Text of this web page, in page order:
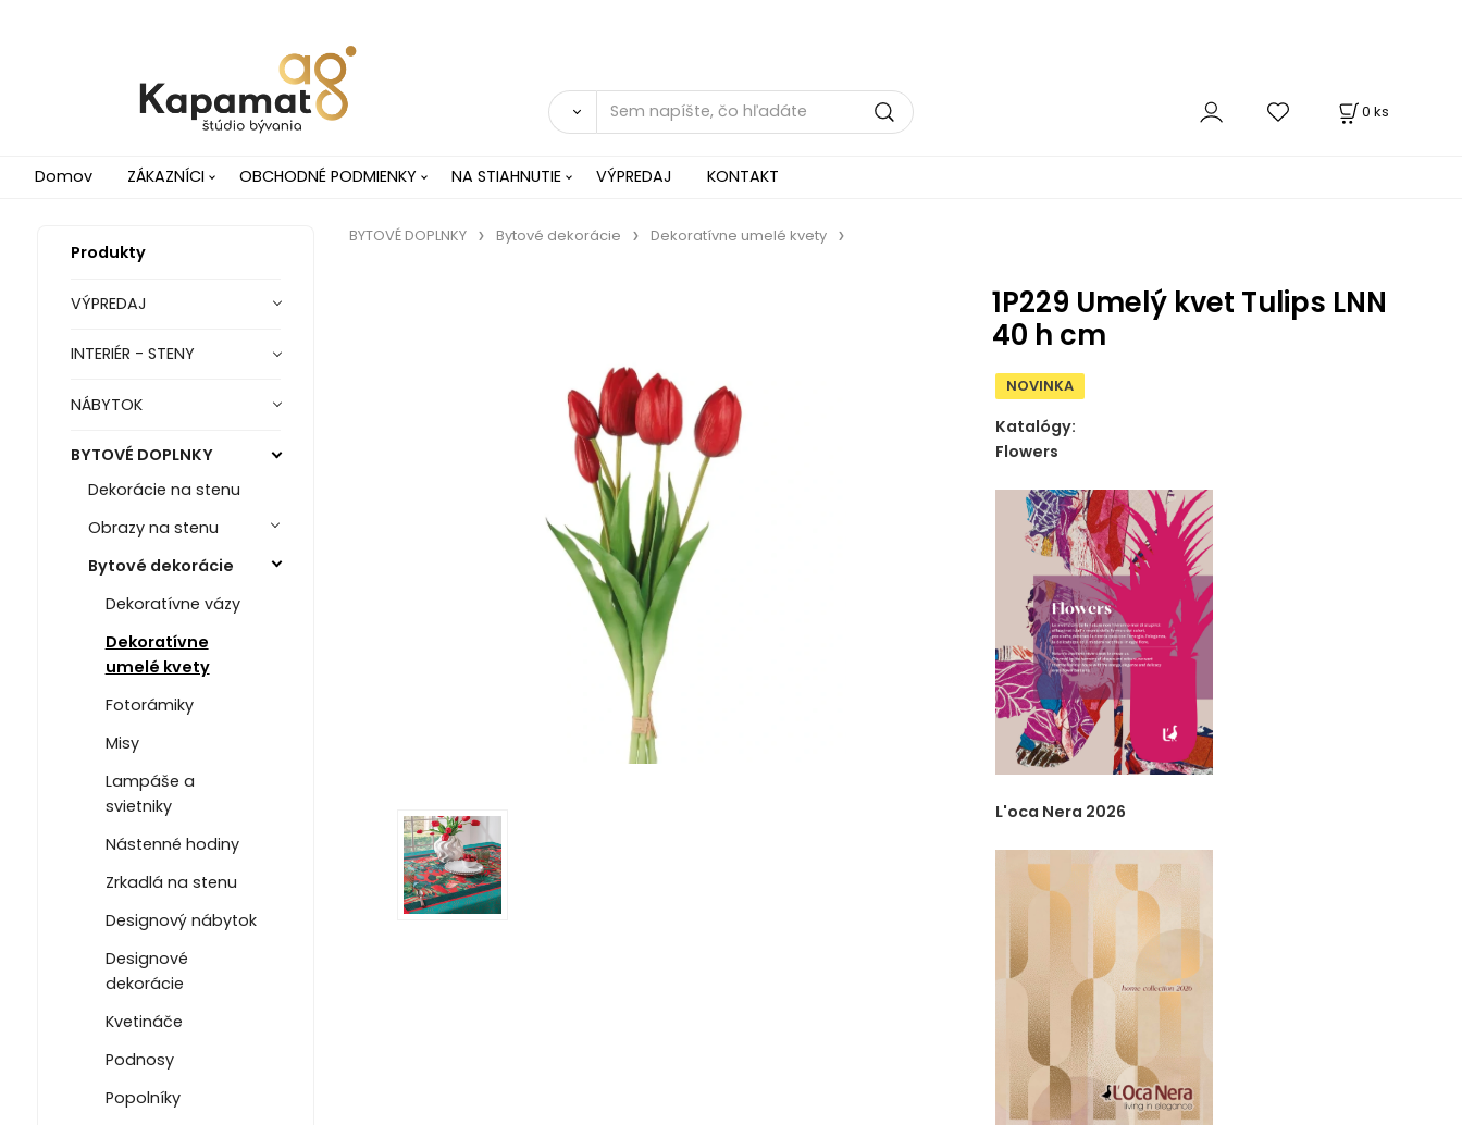
0 ks
Domov ZÁKAZNÍCI OBCHODNÉ PODMIENKY NA STIAHNUTIE VÝPREDAJ KONTAKT
Produkty
VÝPREDAJ
INTERIÉR - STENY
NÁBYTOK
BYTOVÉ DOPLNKY
Dekorácie na stenu
Obrazy na stenu
Bytové dekorácie
Dekoratívne vázy
Dekoratívne
umelé kvety
Fotorámiky
Misy
Lampáše a
svietniky
Nástenné hodiny
Zrkadlá na stenu
Designový nábytok
Designové
dekorácie
Kvetináče
Podnosy
Popolníky
BYTOVÉ DOPLNKY Bytové dekorácie Dekoratívne umelé kvety
1P229 Umelý kvet Tulips LNN
40 h cm
NOVINKA
Katalógy:
Flowers
L'oca Nera 2026